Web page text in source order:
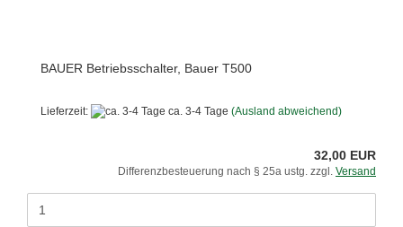
BAUER Betriebsschalter, Bauer T500
Lieferzeit: ca. 3-4 Tage (Ausland abweichend)
32,00 EUR
Differenzbesteuerung nach § 25a ustg. zzgl. Versand